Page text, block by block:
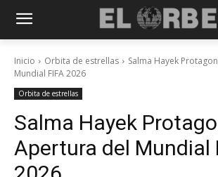
Inicio Orbita de estrellas
Salma Hayek
Mundial FIFA 2026
Orbita de estrellas
Salma Hayek
Apertura del Mundial